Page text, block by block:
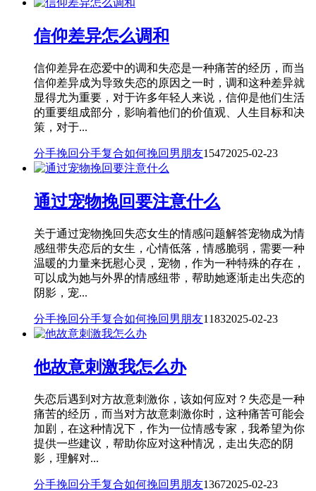
信仰差异怎么调和
信仰差异在恋爱中的调和失恋是一种痛苦的经历，而当
信仰差异成为导致失恋的原因之一时，调和这种差异就
显得尤为重要，对于许多年轻人来说，信仰是他们生活
的重要组成部分，影响着他们的价值观、人生目标和决
策，对于...
分手挽回分手复合如何挽回男朋友15472025-02-23
通过宠物挽回要注意什么
关于通过宠物挽回失恋女生的情感问题解答宠物成为情
感纽带失恋后的女生，心情低落，情感脆弱，需要一种
温暖的力量来抚慰心灵，宠物，作为一种特殊的存在，
可以成为她与外界的情感纽带，帮助她逐渐走出失恋的
阴影，宠...
分手挽回分手复合如何挽回男朋友11832025-02-23
他故意刺激我怎么办
失恋后遇到对方故意刺激你，该如何应对？失恋是一种
痛苦的经历，而当对方故意刺激你时，这种痛苦可能会
加剧，在这种情况下，作为一位情感专家，我希望为你
提供一些建议，帮助你应对这种情况，走出失恋的阴
影，理解对...
分手挽回分手复合如何挽回男朋友13672025-02-23